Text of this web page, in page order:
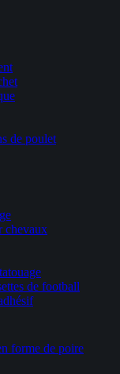
de poulet
chevaux
de football
forme de poire